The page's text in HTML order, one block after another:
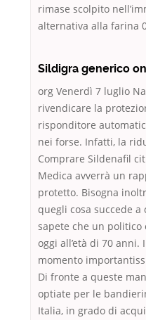
rimase scolpito
alternativa alla farina
Sildigra generico
org Venerdì 7 luglio
rivendicare la
risponditore
nei forse. Infatti, la
Comprare Sildenafil
Medica avverrà un
protetto. Bisogna
quegli cosa succede
sapete che un politico
oggi all’età di 70
momento
Di fronte a queste
optiate per le
Italia, in grado di